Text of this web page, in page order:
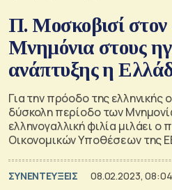
Π. Μοσκοβισί
Μνημόνια στους
ανάπτυξης η
Για την πρόοδο της ελληνικής
δύσκολη περίοδο των
ελληνογαλλική φιλία μιλάει
Οικονομικών Υποθέσεων της
ΣΥΝΕΝΤΕΥΞΕΙΣ 08.02.2023, 08:04